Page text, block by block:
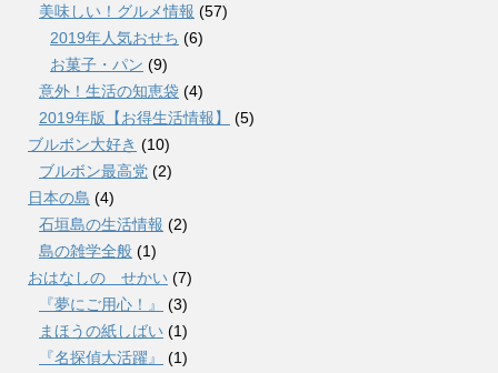
美味しい！グルメ情報 (57)
2019年人気おせち (6)
お菓子・パン (9)
意外！生活の知恵袋 (4)
2019年版【お得生活情報】
(5)
ブルボン大好き (10)
ブルボン最高党 (2)
日本の島 (4)
石垣島の生活情報 (2)
島の雑学全般 (1)
おはなしの せかい (7)
『夢にご用心！』
(3)
まほうの紙しばい (1)
『名探偵大活躍』
(1)